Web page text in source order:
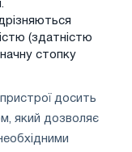
(здатністю
стопку
досить
який дозволяє